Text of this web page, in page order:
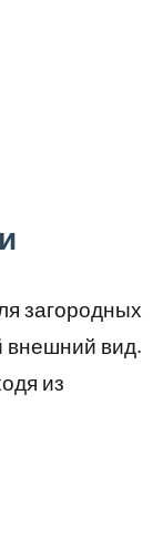
загородных
внешний вид.
из